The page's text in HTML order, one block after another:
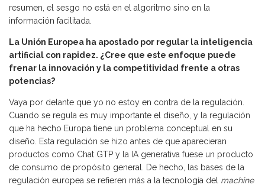
resumen, el sesgo no está en el algoritmo sino en la
información facilitada.
La Unión Europea ha apostado por regular la inteligencia
artificial con rapidez. ¿Cree que este enfoque puede
frenar la innovación y la competitividad frente a otras
potencias?
Vaya por delante que yo no estoy en contra de la regulación.
Cuando se regula es muy importante el diseño, y la regulación
que ha hecho Europa tiene un problema conceptual en su
diseño. Esta regulación se hizo antes de que aparecieran
productos como Chat GTP y la IA generativa fuese un producto
de consumo de propósito general. De hecho, las bases de la
regulación europea se refieren más a la tecnología del machine